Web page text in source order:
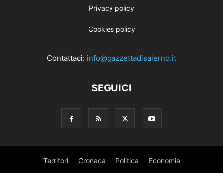
Privacy policy
Cookies policy
Contattaci: info@gazzettadisalerno.it
SEGUICI
Territori Cronaca Politica Economia